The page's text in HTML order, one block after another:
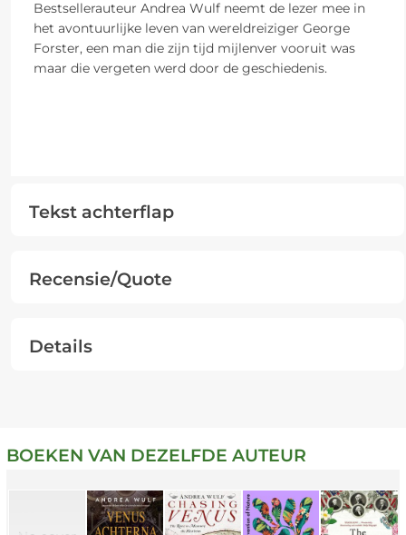
Bestsellerauteur Andrea Wulf neemt de lezer mee in
het avontuurlijke leven van wereldreiziger George
Forster, een man die zijn tijd mijlenver vooruit was
maar die vergeten werd door de geschiedenis.
Tekst achterflap
Recensie/Quote
Details
BOEKEN VAN DEZELFDE AUTEUR